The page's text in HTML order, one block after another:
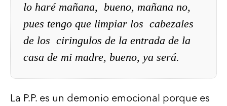
lo haré mañana, bueno, mañana no,
pues tengo que limpiar los cabezales
de los ciringulos de la entrada de la
casa de mi madre, bueno, ya será.
La P.P. es un demonio emocional porque es